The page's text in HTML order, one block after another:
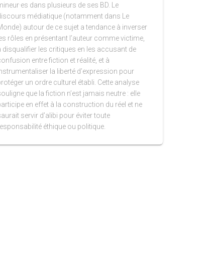
dans plusieurs de ses BD. Le
médiatique (notamment dans Le
autour de ce sujet a tendance à inverser
rôles en présentant l’auteur comme victime,
disqualifier les critiques en les accusant de
entre fiction et réalité, et à
la liberté d’expression pour
un ordre culturel établi. Cette analyse
que la fiction n’est jamais neutre : elle
en effet à la construction du réel et ne
servir d’alibi pour éviter toute
éthique ou politique.